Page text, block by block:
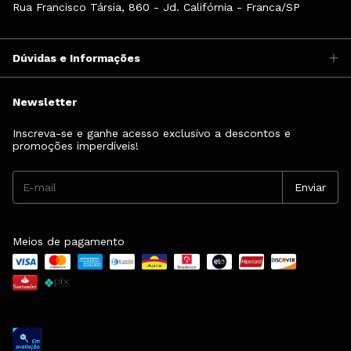
Rua Francisco Társia, 860 - Jd. Califórnia - Franca/SP
Dúvidas e Informações
Newsletter
Inscreva-se e ganhe acesso exclusivo a descontos e
promoções imperdíveis!
Meios de pagamento